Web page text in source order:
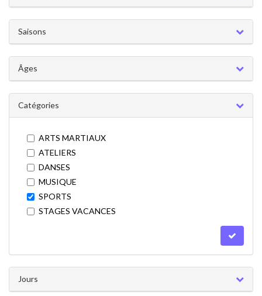
Saisons
Âges
Catégories
ARTS MARTIAUX
ATELIERS
DANSES
MUSIQUE
SPORTS
STAGES VACANCES
Jours